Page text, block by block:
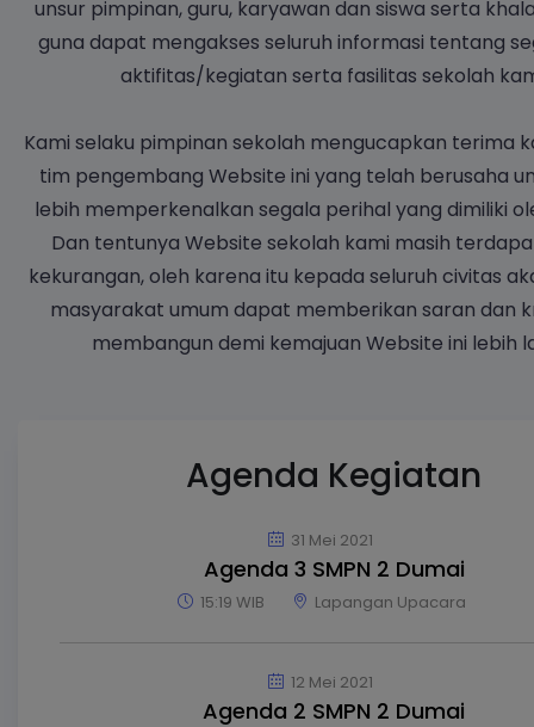
Olimpiade Olahraga
SELAMAT & SUKSES!
peserta didik yang telah mengharumkan nama sekolah pada
Olahraga Siswa Nasional (O2SN) Tingkat Provinsi Riau
unsur pimpinan, guru, karyawan dan siswa serta
guna dapat mengakses seluruh informasi tentang
aktifitas/kegiatan serta fasilitas sekolah
Kami selaku pimpinan sekolah mengucapkan terima
tim pengembang Website ini yang telah berusaha
lebih memperkenalkan segala perihal yang dimiliki
Dan tentunya Website sekolah kami masih
kekurangan, oleh karena itu kepada seluruh civitas
masyarakat umum dapat memberikan saran dan
membangun demi kemajuan Website ini lebih
Agenda Kegiatan
31 Mei 2021
Agenda 3 SMPN 2 Dumai
15:19 WIB Lapangan Upacara
12 Mei 2021
Agenda 2 SMPN 2 Dumai